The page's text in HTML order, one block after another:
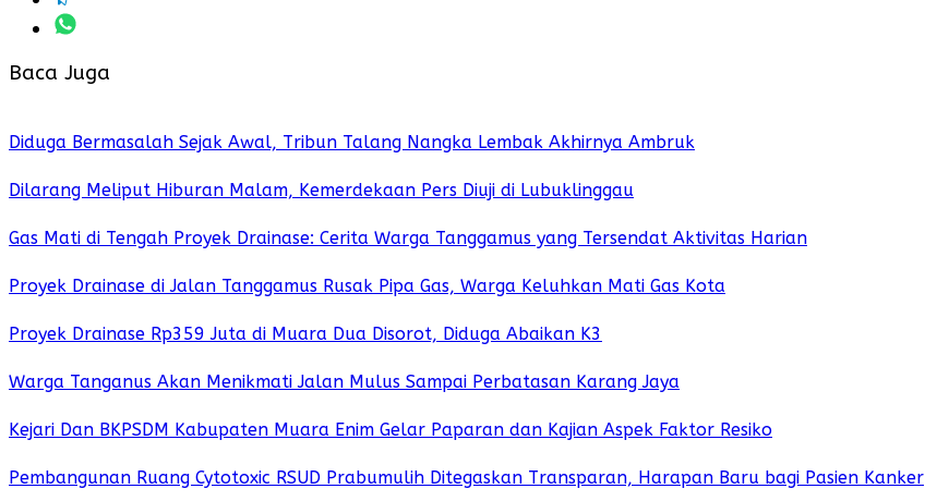
Baca Juga
Diduga Bermasalah Sejak Awal, Tribun Talang Nangka Lembak Akhirnya Ambruk
Dilarang Meliput Hiburan Malam, Kemerdekaan Pers Diuji di Lubuklinggau
Gas Mati di Tengah Proyek Drainase: Cerita Warga Tanggamus yang Tersendat Aktivitas Harian
Proyek Drainase di Jalan Tanggamus Rusak Pipa Gas, Warga Keluhkan Mati Gas Kota
Proyek Drainase Rp359 Juta di Muara Dua Disorot, Diduga Abaikan K3
Warga Tanganus Akan Menikmati Jalan Mulus Sampai Perbatasan Karang Jaya
Kejari Dan BKPSDM Kabupaten Muara Enim Gelar Paparan dan Kajian Aspek Faktor Resiko
Pembangunan Ruang Cytotoxic RSUD Prabumulih Ditegaskan Transparan, Harapan Baru bagi Pasien Kanker